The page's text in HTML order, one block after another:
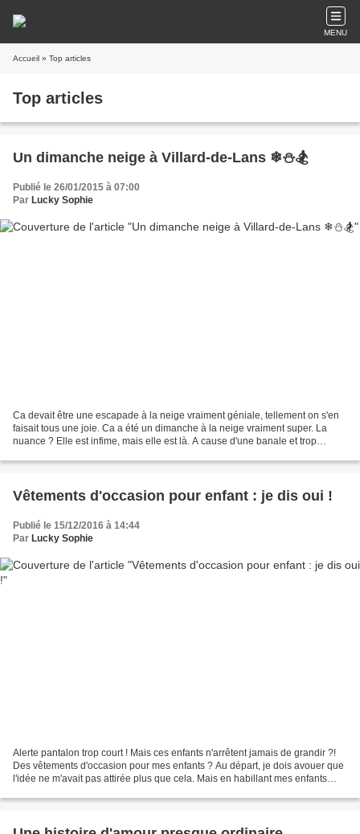
MENU
Accueil » Top articles
Top articles
Un dimanche neige à Villard-de-Lans ❄⛄🏂
Publié le 26/01/2015 à 07:00
Par Lucky Sophie
Ca devait être une escapade à la neige vraiment géniale, tellement on s'en
faisait tous une joie. Ca a été un dimanche à la neige vraiment super. La
nuance ? Elle est infime, mais elle est là. A cause d'une banale et trop
Vêtements d'occasion pour enfant : je dis oui !
Publié le 15/12/2016 à 14:44
Par Lucky Sophie
Alerte pantalon trop court ! Mais ces enfants n'arrêtent jamais de grandir ?!
Des vêtements d'occasion pour mes enfants ? Au départ, je dois avouer que
l'idée ne m'avait pas attirée plus que cela. Mais en habillant mes enfants